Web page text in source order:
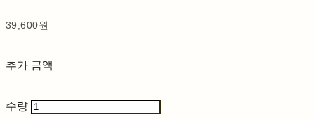
39,600원
추가 금액
수량